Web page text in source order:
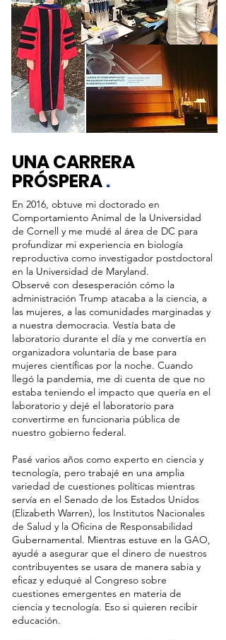
UNA CARRERA
PRÓSPERA.
En 2016, obtuve mi doctorado en
Comportamiento Animal de la Universidad
de Cornell y me mudé al área de DC para
profundizar mi experiencia en biología
reproductiva como investigador postdoctoral
en la Universidad de Maryland.
Observé con desesperación cómo la
administración Trump atacaba a la ciencia, a
las mujeres, a las comunidades marginadas y
a nuestra democracia. Vestía bata de
laboratorio durante el día y me convertía en
organizadora voluntaria de base para
mujeres científicas por la noche. Cuando
llegó la pandemia, me di cuenta de que no
estaba teniendo el impacto que quería en el
laboratorio y dejé el laboratorio para
convertirme en funcionaria pública de
nuestro gobierno federal.
Pasé varios años como experto en ciencia y
tecnología, pero trabajé en una amplia
variedad de cuestiones políticas mientras
servía en el Senado de los Estados Unidos
(Elizabeth Warren), los Institutos Nacionales
de Salud y la Oficina de Responsabilidad
Gubernamental. Mientras estuve en la GAO,
ayudé a asegurar que el dinero de nuestros
contribuyentes se usara de manera sabia y
eficaz y eduqué al Congreso sobre
cuestiones emergentes en materia de
ciencia y tecnología. Eso si quieren recibir
educación.